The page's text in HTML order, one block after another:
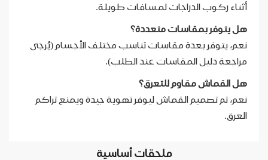
أثناء ركوب الدراجات لمسافات طويلة.
هل يتوفر بمقاسات متعددة؟
نعم، يتوفر بعدة مقاسات تناسب مختلف الأجسام (يُرجى
مراجعة دليل المقاسات عند الطلب).
هل القماش مقاوم للتعرق؟
نعم، تم تصميم القماش ليوفر تهوية جيدة ويمنع تراكم
العرق.
ملحقات أساسية